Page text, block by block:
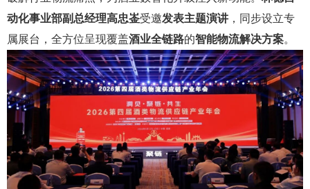
动化事业部副总经理高忠崟受邀发表主题演讲 ，同步设立专
属展台，全方位呈现覆盖酒业全链路的智能物流解决方案。